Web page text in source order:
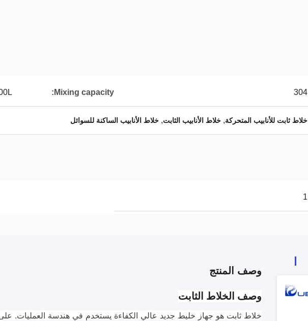
304
Mixing capacity:
خلاط ثابت للأنابيب المتحركة, خلاط الأنابيب الثابت, خلاط الأنابيب الساكنة للسوائل
1
وصف المنتج
وصف الخلاط الثابت
خلاط ثابت هو جهاز خليط جديد عالي الكفاءة يستخدم في هندسة العمليات.